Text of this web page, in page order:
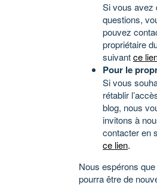
Si vous avez
questions,
pouvez
propriétaire
suivantce
Pour le
Si vous
rétablir
blog, nous
invitons à
contacter en
ce lien.
Nous espérons
pourra être de